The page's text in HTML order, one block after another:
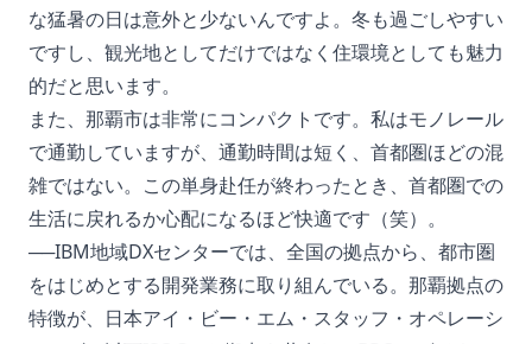
な猛暑の日は意外と少ないんですよ。冬も過ごしやすい
ですし、観光地としてだけではなく住環境としても魅力
的だと思います。
また、那覇市は非常にコンパクトです。私はモノレール
で通勤していますが、通勤時間は短く、首都圏ほどの混
雑ではない。この単身赴任が終わったとき、首都圏での
生活に戻れるか心配になるほど快適です（笑）。
──IBM地域DXセンターでは、全国の拠点から、都市圏
をはじめとする開発業務に取り組んでいる。那覇拠点の
特徴が、日本アイ・ビー・エム・スタッフ・オペレーシ